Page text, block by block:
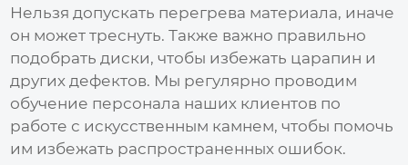
Нельзя допускать перегрева материала, иначе
он может треснуть. Также важно правильно
подобрать диски, чтобы избежать царапин и
других дефектов. Мы регулярно проводим
обучение персонала наших клиентов по
работе с искусственным камнем, чтобы помочь
им избежать распространенных ошибок.